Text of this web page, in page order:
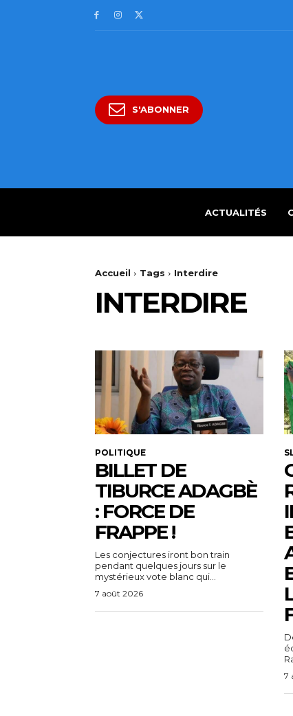
S'ABONNER
ACTUALITÉS
Accueil Tags Interdire
INTERDIRE
POLITIQUE
BILLET DE
TIBURCE ADAGBÈ
: FORCE DE
FRAPPE !
Les conjectures iront bon train
pendant quelques jours sur le
mystérieux vote blanc qui...
7 août 2026
7